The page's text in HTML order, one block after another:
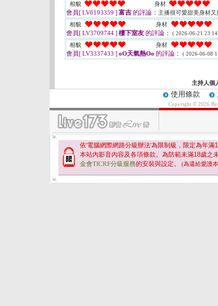
相貌
身材
會員[ LV6193359 ] 富吉 的評論： 主播很可愛甜美身材
相貌
身材
會員[ LV3709744 ] 樓下室友 的評論： ( 2026-06-21
相貌 身材
會員[ LV3337433 ] oO天氣熱Oo 的評論： ( 2026-06-08
主持人個
使用條款
Copyright © 2026
依'電腦網際網路分級辦法'為限制級，限定為年滿
本站內影音內容及各項條款。為防範未滿18歲之
金會TICRF分級服務的安裝與設定。 (為還給愛護